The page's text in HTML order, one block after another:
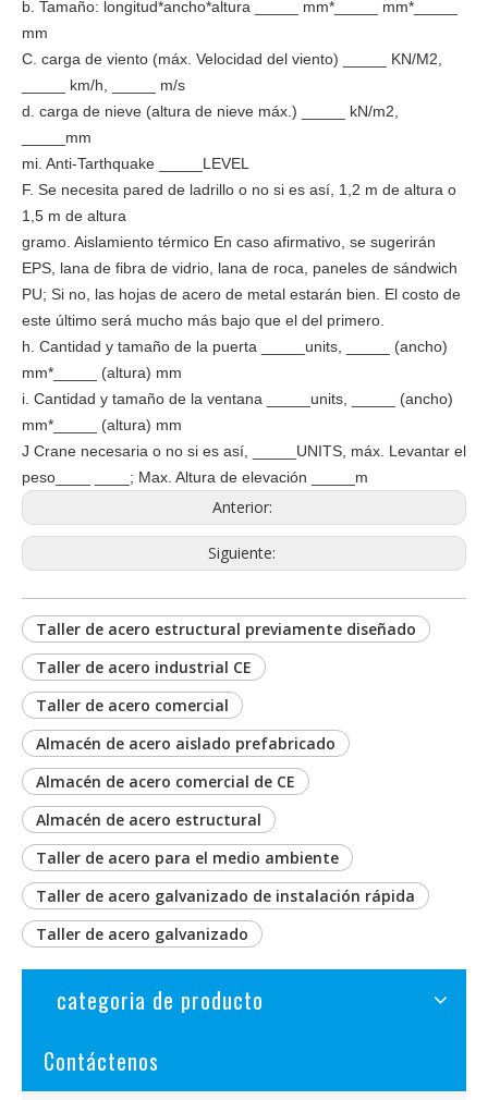
b. Tamaño: longitud*ancho*altura _____ mm*_____ mm*_____
mm
C. carga de viento (máx. Velocidad del viento) _____ KN/M2,
_____ km/h, _____ m/s
d. carga de nieve (altura de nieve máx.) _____ kN/m2,
_____mm
mi. Anti-Tarthquake _____LEVEL
F. Se necesita pared de ladrillo o no si es así, 1,2 m de altura o
1,5 m de altura
gramo. Aislamiento térmico En caso afirmativo, se sugerirán
EPS, lana de fibra de vidrio, lana de roca, paneles de sándwich
PU; Si no, las hojas de acero de metal estarán bien. El costo de
este último será mucho más bajo que el del primero.
h. Cantidad y tamaño de la puerta _____units, _____ (ancho)
mm*_____ (altura) mm
i. Cantidad y tamaño de la ventana _____units, _____ (ancho)
mm*_____ (altura) mm
J Crane necesaria o no si es así, _____UNITS, máx. Levantar el
peso____ ____; Max. Altura de elevación _____m
Anterior:
Siguiente:
Taller de acero estructural previamente diseñado
Taller de acero industrial CE
Taller de acero comercial
Almacén de acero aislado prefabricado
Almacén de acero comercial de CE
Almacén de acero estructural
Taller de acero para el medio ambiente
Taller de acero galvanizado de instalación rápida
Taller de acero galvanizado
categoria de producto
Contáctenos